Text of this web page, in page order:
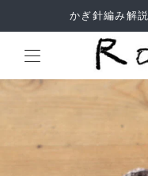
かぎ針編み解
Site Search